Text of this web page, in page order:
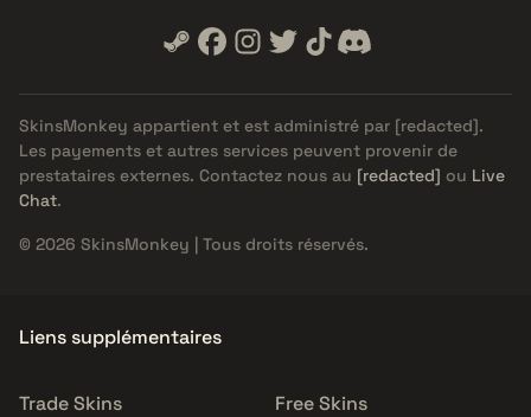
SkinsMonkey appartient et est administré par [redacted].
Les payements et autres services peuvent provenir de
prestataires externes. Contactez nous au [redacted] ou Live
Chat.
© 2026 SkinsMonkey | Tous droits réservés.
Liens supplémentaires
Trade Skins
Free Skins